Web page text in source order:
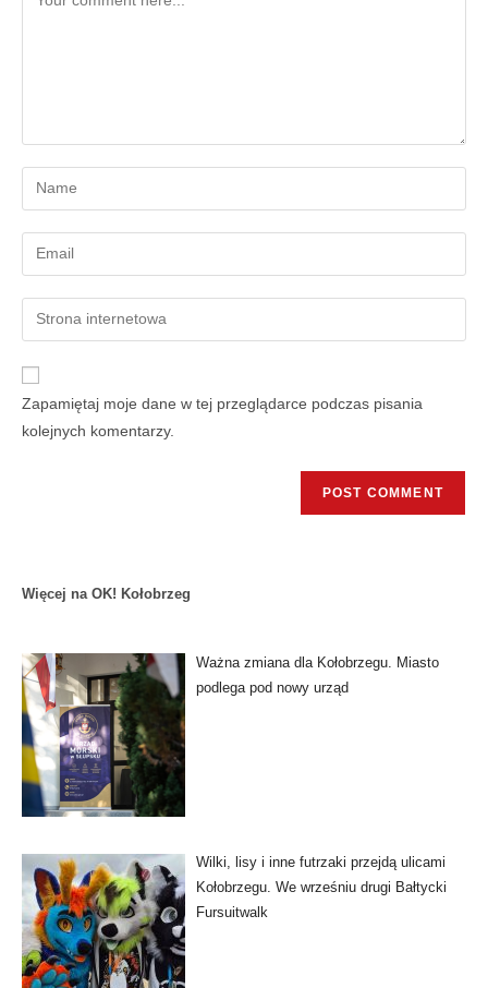
Zapamiętaj moje dane w tej przeglądarce podczas pisania
kolejnych komentarzy.
Więcej na OK! Kołobrzeg
Ważna zmiana dla Kołobrzegu. Miasto
podlega pod nowy urząd
Wilki, lisy i inne futrzaki przejdą ulicami
Kołobrzegu. We wrześniu drugi Bałtycki
Fursuitwalk